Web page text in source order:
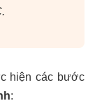
hiện các bước
: